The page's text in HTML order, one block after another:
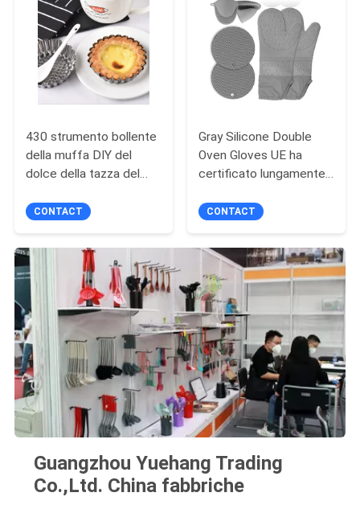
spazzola
430 strumento bollente
della muffa DIY del
dolce della tazza del
inossidabile della muffa
dell'uovo di acciaio
inossidabile
CONTACT
Gray Silicone Double
Oven Gloves UE ha
certificato lungamente
CONTACT
Guangzhou Yuehang Trading
Co.,Ltd. China fabbriche